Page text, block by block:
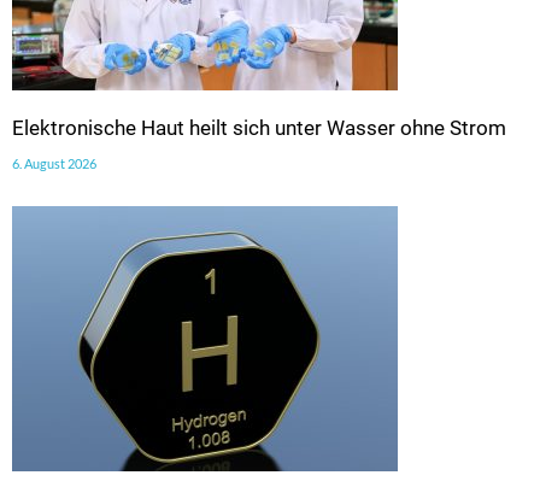
Elektronische Haut heilt sich unter Wasser ohne Strom
6. August 2026